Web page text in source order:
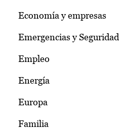
Economía y empresas
Emergencias y Seguridad
Empleo
Energía
Europa
Familia